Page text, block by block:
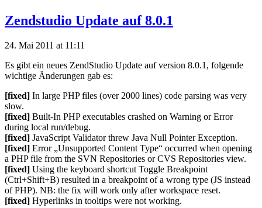
Zendstudio Update auf 8.0.1
24. Mai 2011 at 11:11
Es gibt ein neues ZendStudio Update auf version 8.0.1, folgende
wichtige Änderungen gab es:
[fixed] In large PHP files (over 2000 lines) code parsing was very
slow.
[fixed] Built-In PHP executables crashed on Warning or Error
during local run/debug.
[fixed] JavaScript Validator threw Java Null Pointer Exception.
[fixed] Error „Unsupported Content Type“ occurred when opening
a PHP file from the SVN Repositories or CVS Repositories view.
[fixed] Using the keyboard shortcut Toggle Breakpoint
(Ctrl+Shift+B) resulted in a breakpoint of a wrong type (JS instead
of PHP). NB: the fix will work only after workspace reset.
[fixed] Hyperlinks in tooltips were not working.